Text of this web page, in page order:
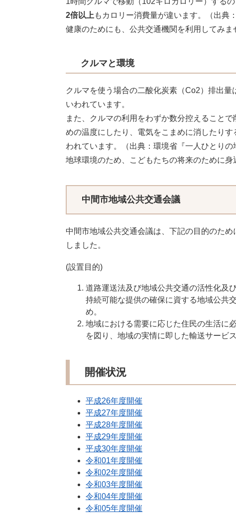
2倍以上 もカロリー消費量が違います。（出典
健康のためにも、公共交通機関を利用してみま
クルマと環境
クルマを使う場合の二酸化炭素（Co2）排出量
いわれています。
また、クルマの利用をわずか数分控えること
めの温度にしたり、電気をこまめに消したり
われています。（出典：環境省『一人ひとりの
地球環境のため、こどもたちの将来のために身
中間市地域公共交通会議
中間市地域公共交通会議は、下記の目的のた
しました。
(設置目的)
道路運送法及び地域公共交通の活性化及
持続可能な提供の確保に資する地域公共
め。
地域における需要に応じた住民の生活に
を図り、地域の実情に即した輸送サービ
開催状況
平成26年度開催
平成27年度開催
平成28年度開催
平成29年度開催
平成30年度開催
令和01年度開催
令和02年度開催
令和03年度開催
令和04年度開催
令和05年度開催